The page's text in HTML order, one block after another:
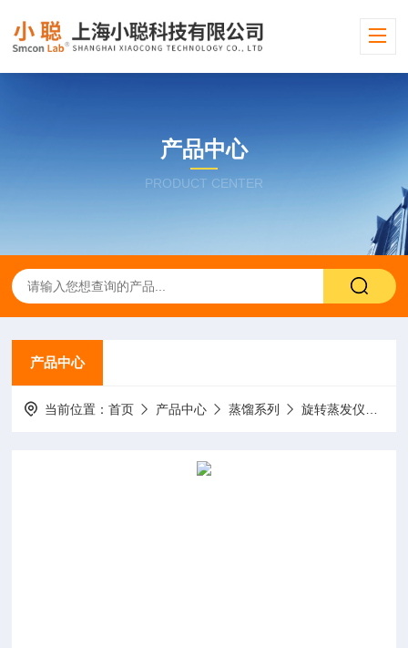
产品中心
PRODUCT CENTER
产品中心
当前位置：首页 产品中心 蒸馏系列 旋转蒸发仪